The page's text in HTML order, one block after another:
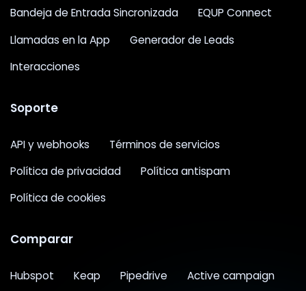
Bandeja de Entrada Sincronizada
EQUP Connect
Llamadas en la App
Generador de Leads
Interacciones
Soporte
API y webhooks
Términos de servicios
Política de privacidad
Política antispam
Política de cookies
Comparar
Hubspot Keap Pipedrive
Active campaign